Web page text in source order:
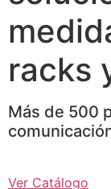
racks
Más de 500
Ver Catálogo